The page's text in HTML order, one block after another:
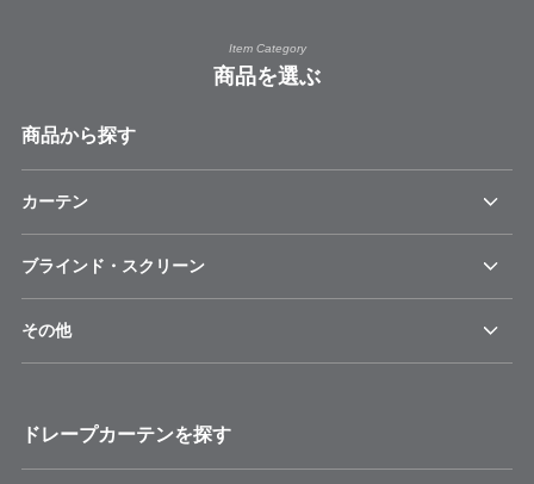
Item Category
商品を選ぶ
商品から探す
カーテン
ブラインド・スクリーン
その他
ドレープカーテンを探す